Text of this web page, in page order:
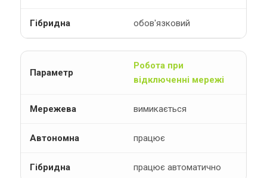
обов'язковий
Робота при
відключенні мережі
вимикається
працює
працює автоматично